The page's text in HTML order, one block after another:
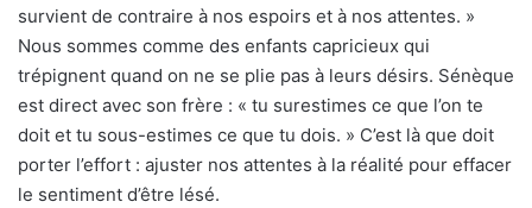
survient de contraire à nos espoirs et à nos attentes. »
Nous sommes comme des enfants capricieux qui
trépignent quand on ne se plie pas à leurs désirs. Sénèque
est direct avec son frère : « tu surestimes ce que l’on te
doit et tu sous-estimes ce que tu dois. » C’est là que doit
porter l’effort : ajuster nos attentes à la réalité pour effacer
le sentiment d’être lésé.